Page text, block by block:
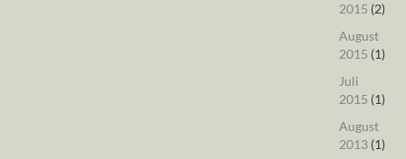
2015 (2)
August
2015 (1)
Juli
2015 (1)
August
2013(1)